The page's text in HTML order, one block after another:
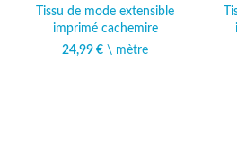
Tissu de mode extensible
imprimé cachemire
24,99 € \ mètre